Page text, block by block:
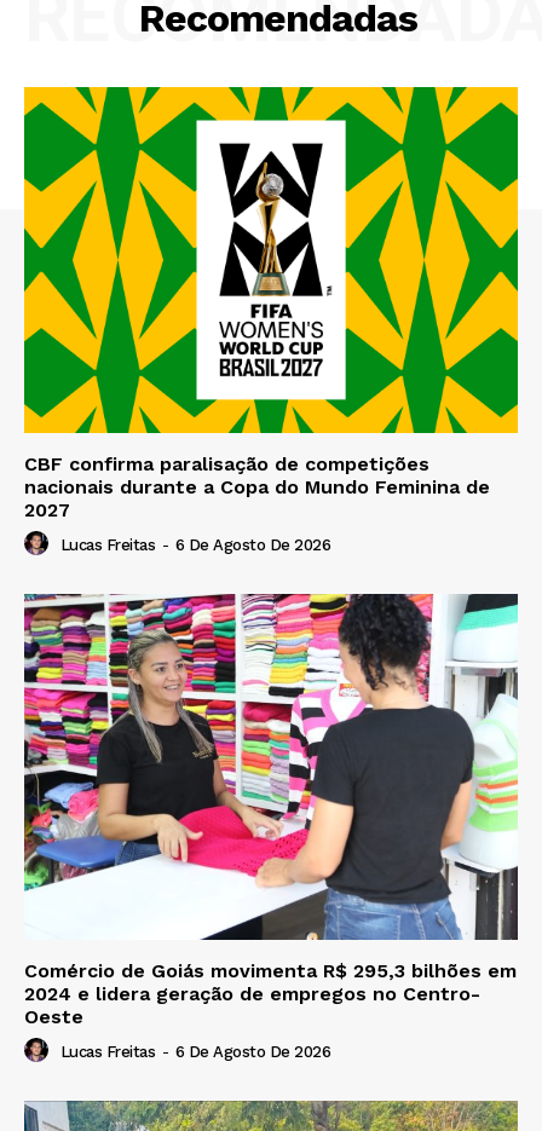
Recomendadas
CBF confirma paralisação de competições
nacionais durante a Copa do Mundo Feminina de
2027
Lucas Freitas - 6 De Agosto De 2026
Comércio de Goiás movimenta R$ 295,3 bilhões em
2024 e lidera geração de empregos no Centro-
Oeste
Lucas Freitas - 6 De Agosto De 2026